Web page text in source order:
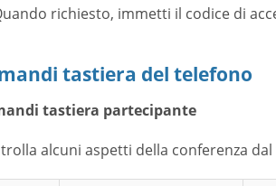
richiesto, immetti il codice di
tastiera del telefono
tastiera partecipante
alcuni aspetti della conferenza